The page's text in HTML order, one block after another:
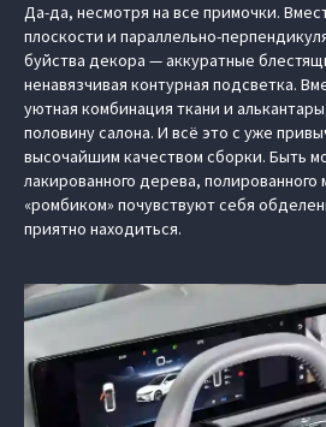
Да-да, несмотря на все примочки.
плоскости и параллельно-
буйства декора — аккуратные
ненавязчивая контурная подсветка.
уютная комбинация ткани и
половину салона. И всё это с уже
высочайшим качеством сборки. Быть
лакированного дерева, полированного
«ромбиком» почувствуют себя
приятно находиться.